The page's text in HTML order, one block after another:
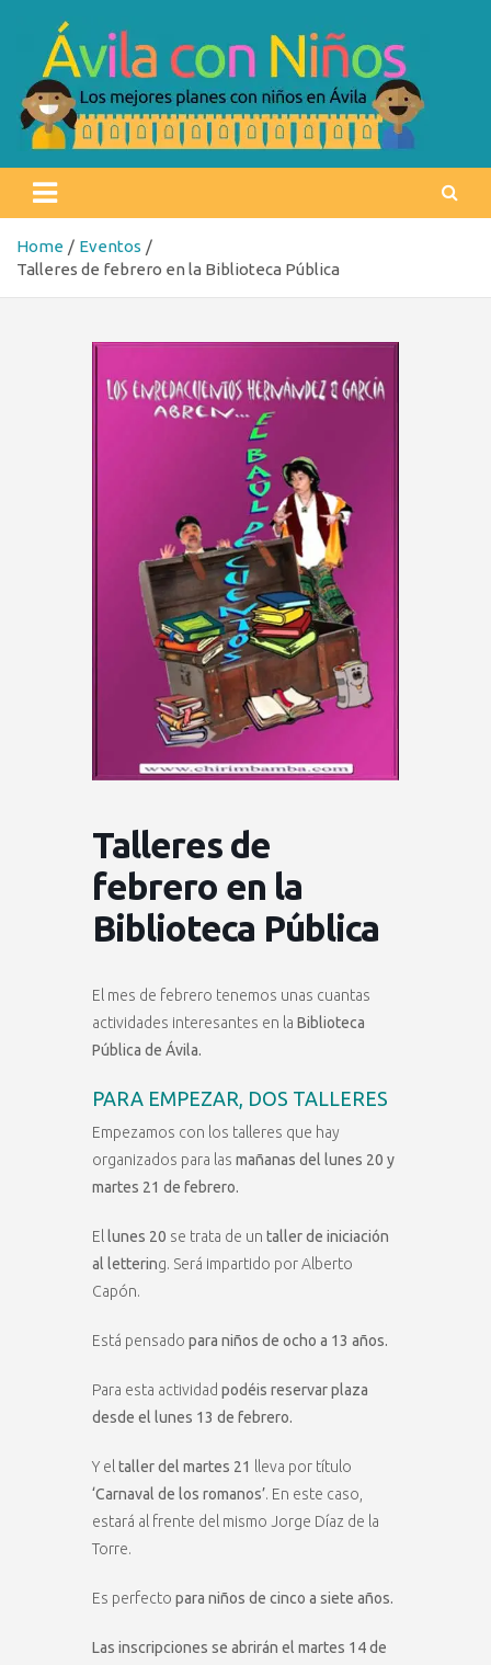
content
Ávila con niños
Home
Eventos
Talleres de febrero en la Biblioteca Pública
Talleres de
febrero en la
Biblioteca Pública
El mes de febrero tenemos unas cuantas
actividades interesantes en la Biblioteca
Pública de Ávila.
PARA EMPEZAR, DOS TALLERES
Empezamos con los talleres que hay
organizados para las mañanas del lunes 20 y
martes 21 de febrero.
Ellunes 20 se trata de un taller de iniciación
al lettering. Será impartido por Alberto
Capón.
Está pensado para niños de ocho a 13 años.
Para esta actividad podéis reservar plaza
desde el lunes 13 de febrero.
Y eltaller del martes 21 lleva por título
‘Carnaval de los romanos’. En este caso,
estará al frente del mismo Jorge Díaz de la
Torre.
Es perfecto para niños de cinco a siete años.
Las inscripciones se abrirán el martes 14 de